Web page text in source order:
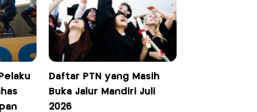
Daftar PTN yang Masih
Buka Jalur Mandiri Juli
2026